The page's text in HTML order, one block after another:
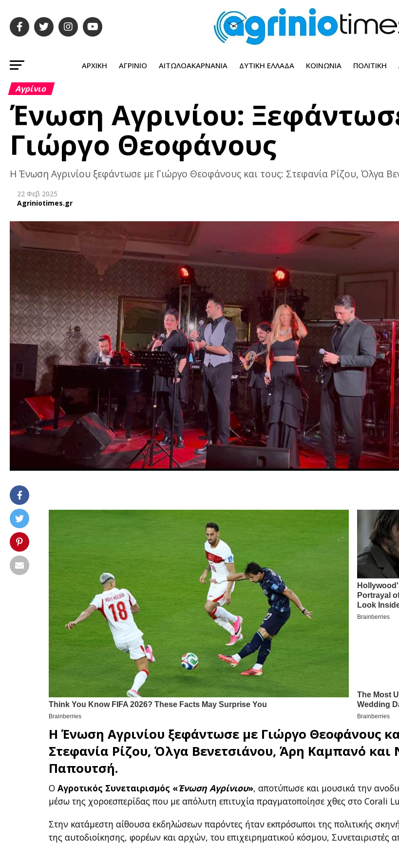
ΑΡΧΙΚΉ ΑΓΡΊΝΙΟ ΑΙΤΩΛΟΑΚΑΡΝΑΝΊΑ ΔΥΤΙΚΉ ΕΛΛΆΔΑ ΚΟΙΝΩΝΊΑ ΠΟΛΙΤΙΚΉ
Αγρίνιο
Ένωση Αγρινίου:
Γιώργο Θεοφάνους
Η Ένωση Αγρινίου ξεφάντωσε με Γιώργο Θεοφάνους και τους: Στεφανία Ρίζου, Όλγα
22 Φεβ 2025
Agriniotimes.gr
ΗΈνωση Αγρινίου ξεφάντωσε με Γιώργο Θεοφάνους
Στεφανία Ρίζου, Όλγα Βενετσιάνου, Άρη Καμπανό και
Παπουτσή.
ΟΑγροτικός Συνεταιρισμός «Ένωση Αγρίνιου», αποτύπωσε και μουσικά την
μέσω της χοροεσπερίδας που με απόλυτη επιτυχία πραγματοποίησε χθες στο Corali
Στην κατάμεστη αίθουσα εκδηλώσεων παρόντες ήταν εκπρόσωποι της πολιτικής
της αυτοδιοίκησης, φορέων και αρχών, του επιχειρηματικού κόσμου, Συνεταιριστές